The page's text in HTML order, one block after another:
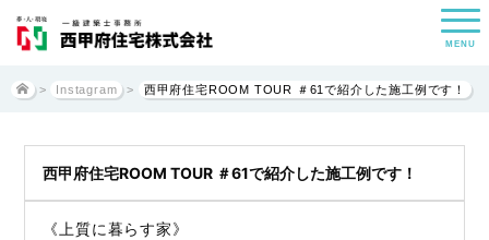
MENU
> Instagram > 西甲府住宅ROOM TOUR ＃61で紹介した施工例です！
西甲府住宅ROOM TOUR ＃61で紹介した施工例です！
《上質に暮らす家》